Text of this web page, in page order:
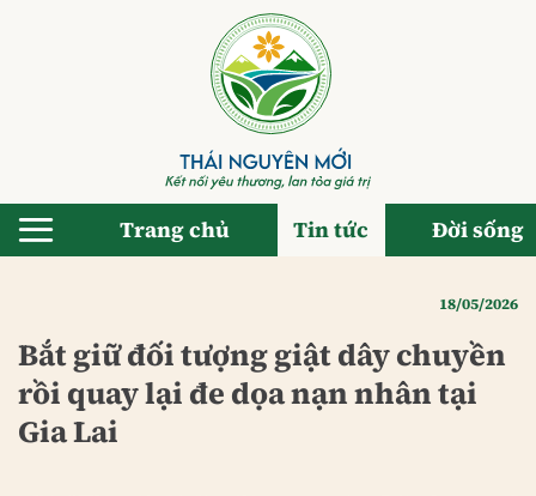
Trang chủ Tin tức Đời sống
18/05/2026
Bắt giữ đối tượng giật dây chuyền
rồi quay lại đe dọa nạn nhân tại
Gia Lai